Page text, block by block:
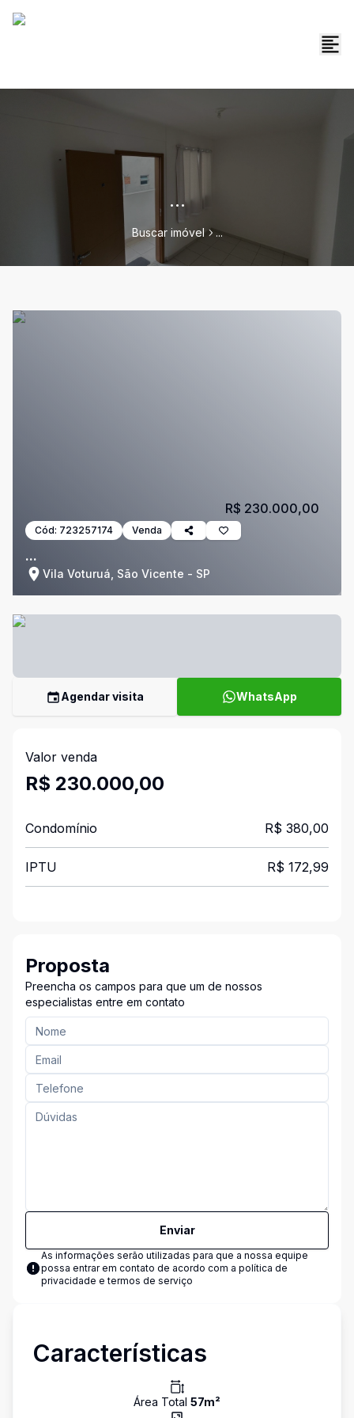
...
Buscar imóvel ...
Cód: 723257174 Venda
...
Vila Voturuá, São Vicente - SP
R$ 230.000,00
Agendar visita WhatsApp
Valor venda
R$ 230.000,00
Condomínio R$ 380,00
IPTU R$ 172,99
Proposta
Preencha os campos para que um de nossos
especialistas entre em contato
Enviar
As informações serão utilizadas para que a nossa equipe
possa entrar em contato de acordo com a política de
privacidade e termos de serviço
Características
Área Total 57m²